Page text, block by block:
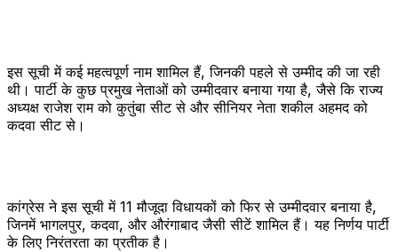
इस सूची में कई महत्वपूर्ण नाम शामिल हैं, जिनकी पहले से उम्मीद की जा रही
थी। पार्टी के कुछ प्रमुख नेताओं को उम्मीदवार बनाया गया है, जैसे कि राज्य
अध्यक्ष राजेश राम को कुतुंबा सीट से और सीनियर नेता शकील अहमद को
कदवा सीट से।
कांग्रेस ने इस सूची में 11 मौजूदा विधायकों को फिर से उम्मीदवार बनाया है,
जिनमें भागलपुर, कदवा, और औरंगाबाद जैसी सीटें शामिल हैं। यह निर्णय पार्टी
के लिए निरंतरता का प्रतीक है।